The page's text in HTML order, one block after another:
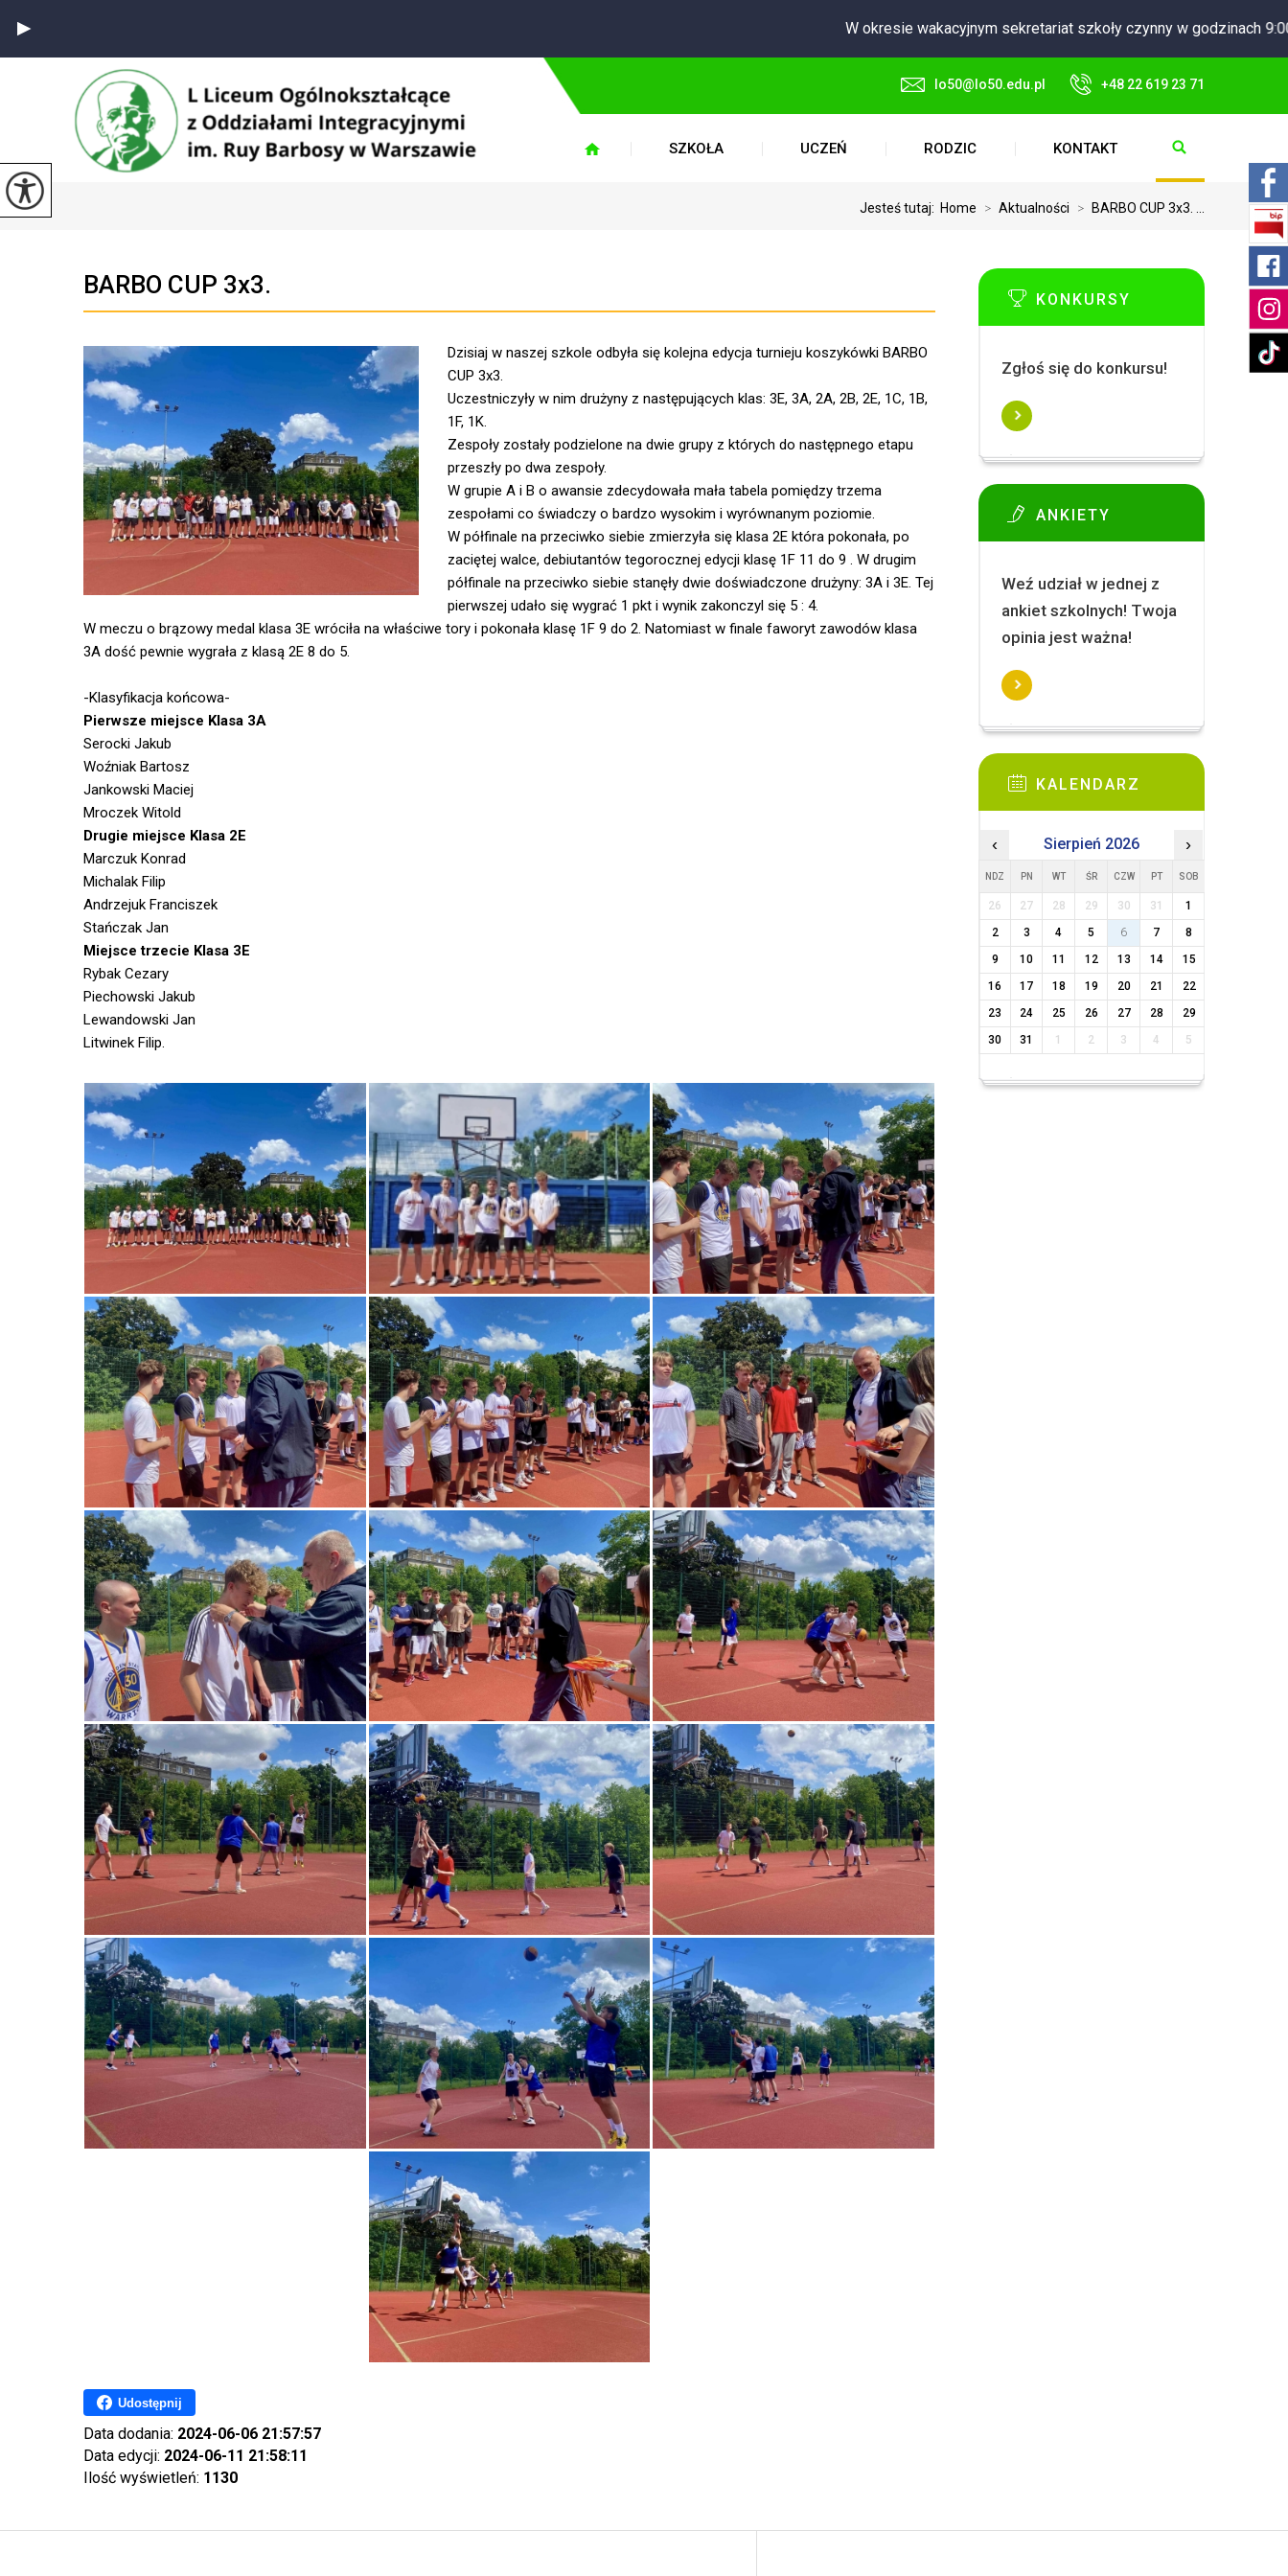
W okresie wakacyjnym sekretariat szkoły czynny w godzinach 9:00 -
lo50@lo50.edu.pl +48 22 619 23 71
SZKOŁA UCZEŃ RODZIC KONTAKT
Jesteś tutaj: Home > Aktualności > BARBO CUP 3x3. ...
BARBO CUP 3x3.
Dzisiaj w naszej szkole odbyła się kolejna edycja turnieju koszykówki BARBO
CUP 3x3.
Uczestniczyły w nim drużyny z następujących klas: 3E, 3A, 2A, 2B, 2E, 1C, 1B,
1F, 1K.
Zespoły zostały podzielone na dwie grupy z których do następnego etapu
przeszły po dwa zespoły.
W grupie A i B o awansie zdecydowała mała tabela pomiędzy trzema
zespołami co świadczy o bardzo wysokim i wyrównanym poziomie.
W półfinale na przeciwko siebie zmierzyła się klasa 2E która pokonała, po
zaciętej walce, debiutantów tegorocznej edycji klasę 1F 11 do 9 . W drugim
półfinale na przeciwko siebie stanęły dwie doświadczone drużyny: 3A i 3E. Tej
pierwszej udało się wygrać 1 pkt i wynik zakonczyl się 5 : 4.
W meczu o brązowy medal klasa 3E wróciła na właściwe tory i pokonała klasę 1F 9 do 2. Natomiast w finale faworyt zawodów klasa
3A dość pewnie wygrała z klasą 2E 8 do 5.
-Klasyfikacja końcowa-
Pierwsze miejsce Klasa 3A
Serocki Jakub
Woźniak Bartosz
Jankowski Maciej
Mroczek Witold
Drugie miejsce Klasa 2E
Marczuk Konrad
Michalak Filip
Andrzejuk Franciszek
Stańczak Jan
Miejsce trzecie Klasa 3E
Rybak Cezary
Piechowski Jakub
Lewandowski Jan
Litwinek Filip.
Udostępnij
Data dodania: 2024-06-06 21:57:57
Data edycji: 2024-06-11 21:58:11
Ilość wyświetleń: 1130
KONKURSY
Zgłoś się do konkursu!
ANKIETY
Weź udział w jednej z
ankiet szkolnych! Twoja
opinia jest ważna!
KALENDARZ
‹ Sierpień 2026 ›
NDZ PN WT ŚR CZW PT SOB
26 27 28 29 30 31
1
2
3 4 5 6 7
8
9
10 11 12 13 14
15
16
17 18 19 20 21
22
23
24 25 26 27 28
29
30
31 1 2 3 4 5